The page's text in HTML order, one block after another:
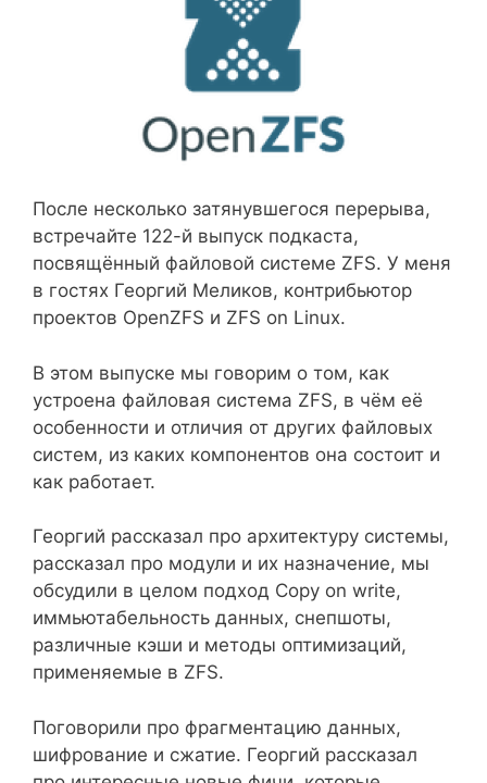
После несколько затянувшегося перерыва,
встречайте 122-й выпуск подкаста,
посвящённый файловой системе ZFS. У меня
в гостях Георгий Меликов, контрибьютор
проектов OpenZFS и ZFS on Linux.
В этом выпуске мы говорим о том, как
устроена файловая система ZFS, в чём её
особенности и отличия от других файловых
систем, из каких компонентов она состоит и
как работает.
Георгий рассказал про архитектуру системы,
рассказал про модули и их назначение, мы
обсудили в целом подход Copy on write,
иммьютабельность данных, снепшоты,
различные кэши и методы оптимизаций,
применяемые в ZFS.
Поговорили про фрагментацию данных,
шифрование и сжатие. Георгий рассказал